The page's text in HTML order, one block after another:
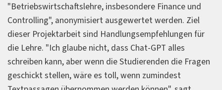
"Betriebswirtschaftslehre, insbesondere Finance und
Controlling", anonymisiert ausgewertet werden. Ziel
dieser Projektarbeit sind Handlungsempfehlungen für
die Lehre. "Ich glaube nicht, dass Chat-GPT alles
schreiben kann, aber wenn die Studierenden die Fragen
geschickt stellen, wäre es toll, wenn zumindest